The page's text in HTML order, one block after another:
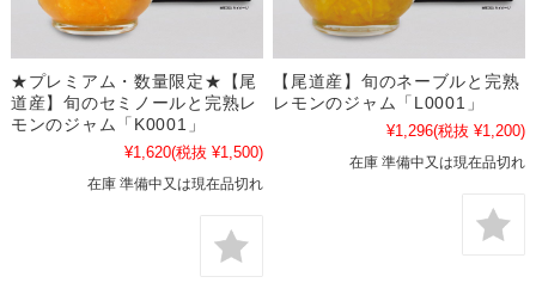
★プレミアム・数量限定★【尾
道産】旬のセミノールと完熟レ
モンのジャム「K0001」
¥1,620(税抜 ¥1,500)
在庫 準備中又は現在品切れ
【尾道産】旬のネーブルと完熟
レモンのジャム「L0001」
¥1,296(税抜 ¥1,200)
在庫 準備中又は現在品切れ